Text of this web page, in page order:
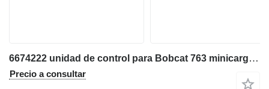
6674222 unidad de control para Bobcat 763 minicargadora
Precio a consultar